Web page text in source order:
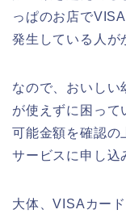
っぱのお店で
発生している人が
なので、おいしい
が使えずに困って
可能金額を確認の
サービスに申し込
大体、VISAカー